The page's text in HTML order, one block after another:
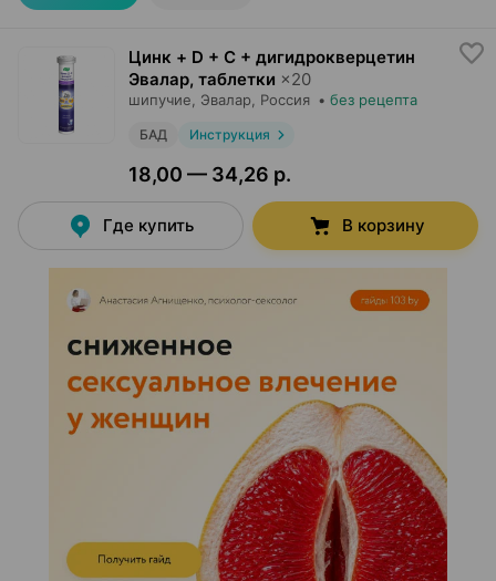
Цинк + D + C + дигидрокверцетин
Эвалар, таблетки ×20
шипучие, Эвалар , Россия • без рецепта
БАД Инструкция
18,00 — 34,26 р.
Где купить В корзину